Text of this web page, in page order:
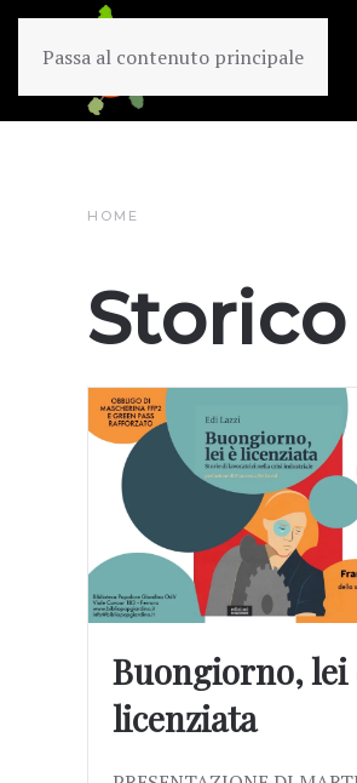
Passa al contenuto principale
HOME
Buongiorno, lei
licenziata